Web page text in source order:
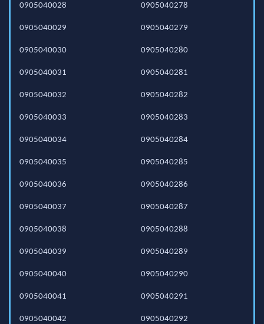
0905040028
0905040029
0905040030
0905040031
0905040032
0905040033
0905040034
0905040035
0905040036
0905040037
0905040038
0905040039
0905040040
0905040041
0905040042
0905040278
0905040279
0905040280
0905040281
0905040282
0905040283
0905040284
0905040285
0905040286
0905040287
0905040288
0905040289
0905040290
0905040291
0905040292